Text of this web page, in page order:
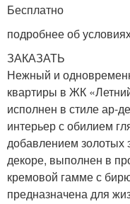
Бесплатно
подробнее об
ЗАКАЗАТЬ
Нежный и
квартиры в ЖК
исполнен в стиле ар-
интерьер с обилием
добавлением золотых
декоре, выполнен в
кремовой гамме с
предназначена для